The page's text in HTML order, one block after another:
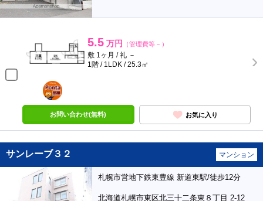
5.5 万円 （管理費等－）
敷 1ヶ月 / 礼 －
1階 / 1LDK / 25.3㎡
ポンタ
部屋
お問い合わせ(無料) お気に入り
サンレーブ３２ マンション
札幌市営地下鉄東豊線 新道東駅/徒歩12分
北海道札幌市東区北三十二条東８丁目 2-12